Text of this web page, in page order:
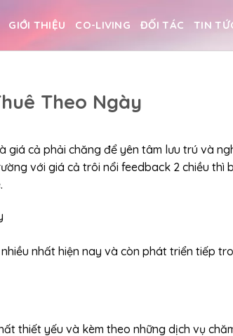
GIỚI THIỆU CO-LIVING ĐỐI TÁC TIN
Theo Ngày
giá cả phải chăng để yên tâm lưu trú và
với giá cả trôi nổi feedback 2 chiều thì
nhất hiện nay và còn phát triển tiếp
thiết yếu và kèm theo những dịch vụ